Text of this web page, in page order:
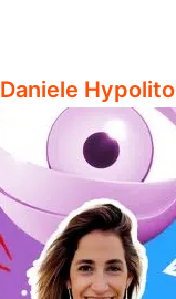
Daniele Hypolito